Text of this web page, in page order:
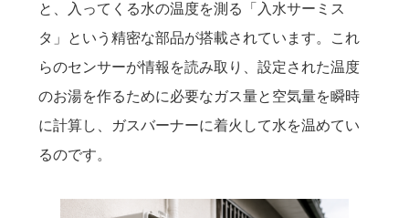
と、入ってくる水の温度を測る「入水サーミス
タ」という精密な部品が搭載されています。これ
らのセンサーが情報を読み取り、設定された温度
のお湯を作るために必要なガス量と空気量を瞬時
に計算し、ガスバーナーに着火して水を温めてい
るのです。